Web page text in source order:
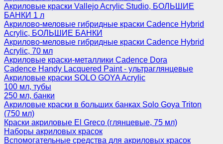
Акриловые краски Vallejo Acrylic Studio, БОЛЬШИЕ
БАНКИ 1 л
Акрилово-меловые гибридные краски Cadence Hybrid
Acrylic, БОЛЬШИЕ БАНКИ
Акрилово-меловые гибридные краски Cadence Hybrid
Acrylic, 70 мл
Акриловые краски-металлики Cadence Dora
Cadence Handy Lacquered Paint - ультраглянцевые
Акриловые краски SOLO GOYA Acrylic
100 мл, тубы
250 мл, банки
Акриловые краски в больших банках Solo Goya Triton
(750 мл)
Краски акриловые El Greco (глянцевые, 75 мл)
Наборы акриловых красок
Вспомогательные средства для акриловых красок